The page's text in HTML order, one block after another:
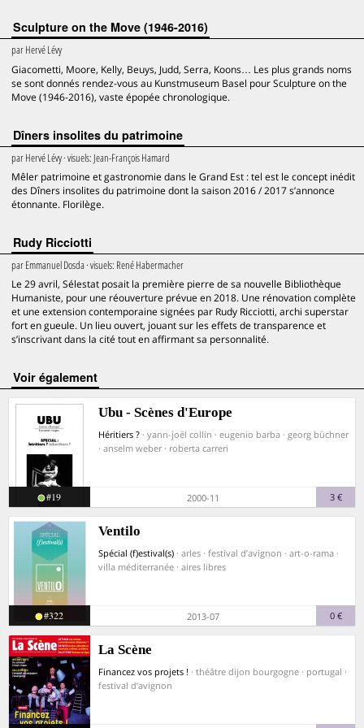
Sculpture on the Move (1946-2016)
parHervé Lévy
Giacometti, Moore, Kelly, Beuys, Judd, Serra, Koons… Les plus grands noms
se sont donnés rendez-vous au Kunstmuseum Basel pour Sculpture on the
Move (1946-2016), vaste épopée chronologique.
Dîners insolites du patrimoine
parHervé Lévy· visuels: Jean-François Hamard
Mêler patrimoine et gastronomie dans le Grand Est : tel est le concept inédit
des Dîners insolites du patrimoine dont la saison 2016 / 2017 s’annonce
étonnante. Florilège.
Rudy Ricciotti
parEmmanuel Dosda · visuels: René Habermacher
Le 29 avril, Sélestat posait la première pierre de sa nouvelle Bibliothèque
Humaniste, pour une réouverture prévue en 2018. Une rénovation complète
et une extension contemporaine signées par Rudy Ricciotti, archi superstar
fort en gueule. Un lieu ouvert, jouant sur les effets de transparence et
s’inscrivant dans la cité tout en affirmant sa personnalité.
voir également
Ubu - Scènes d'Europe
Héritiers ? · yann-joël collin · eugenio barba · georg büchner
· anselm weber · roberta carreri
#19 2000-11 3 €
Ventilo
Spécial (f)estival(s) · arles · festival d’avignon · art-o-rama ·
villa méditerranée · aires libres
#322 2013-07 0 €
La Scène
Financez vos projets ! · théâtre dijon bourgogne · portugal ·
festival d’avignon